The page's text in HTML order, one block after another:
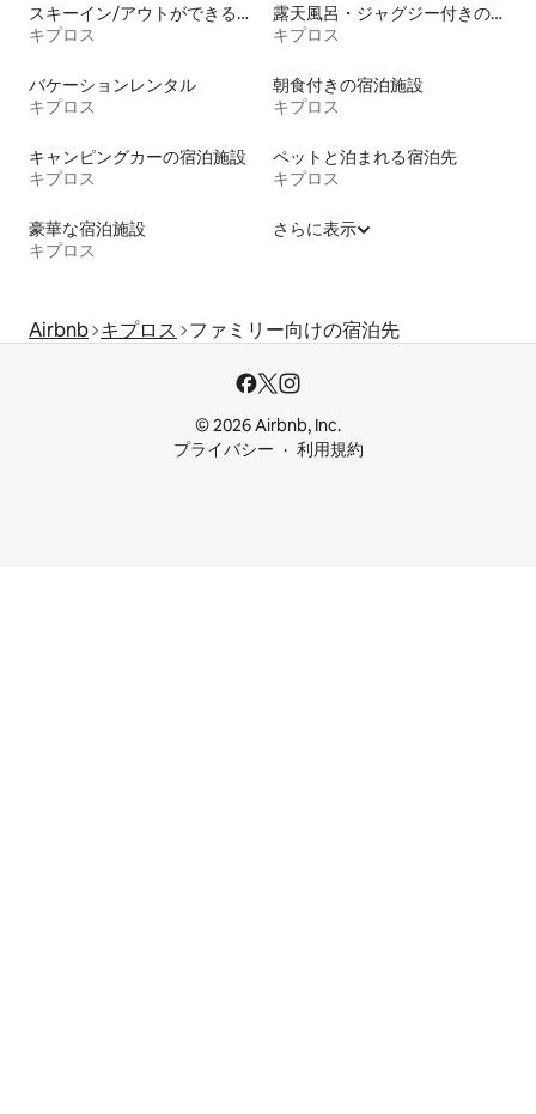
スキーイン/アウトができる宿泊先
キプロス
露天風呂・ジャグジー付きの宿泊施設
キプロス
バケーションレンタル
キプロス
朝食付きの宿泊施設
キプロス
キャンピングカーの宿泊施設
キプロス
ペットと泊まれる宿泊先
キプロス
豪華な宿泊施設
キプロス
さらに表示
Airbnb キプロス ファミリー向けの宿泊先
© 2026 Airbnb, Inc.
プライバシー
利用規約